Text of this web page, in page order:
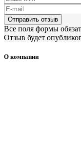
Отправить отзыв
Все поля формы
Отзыв будет
О компании